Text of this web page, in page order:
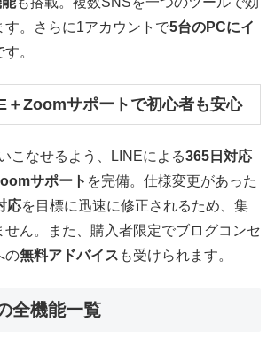
す。さらに1アカウントで5台のPCにイ
す。
Zoomサポートで初心者も安心
こなせるよう、LINEによる365日対応
サポート を完備。仕様変更があった
応を目標に迅速に修正されるため、集
せん。また、購入者限定でブログコンセ
の無料アドバイス も受けられます。
全機能一覧